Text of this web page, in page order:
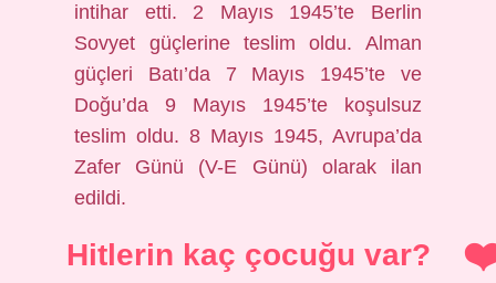
intihar etti. 2 Mayıs 1945’te Berlin
Sovyet güçlerine teslim oldu. Alman
güçleri Batı’da 7 Mayıs 1945’te ve
Doğu’da 9 Mayıs 1945’te koşulsuz
teslim oldu. 8 Mayıs 1945, Avrupa’da
Zafer Günü (V-E Günü) olarak ilan
edildi.
Hitlerin kaç çocuğu var?